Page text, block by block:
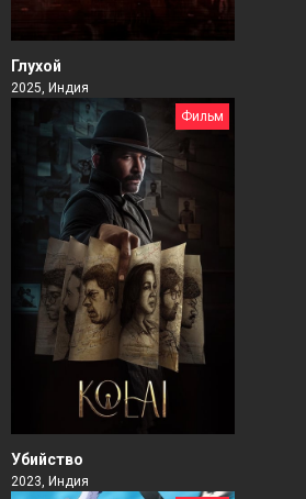
Глухой
2025, Индия
Фильм
Убийство
2023, Индия